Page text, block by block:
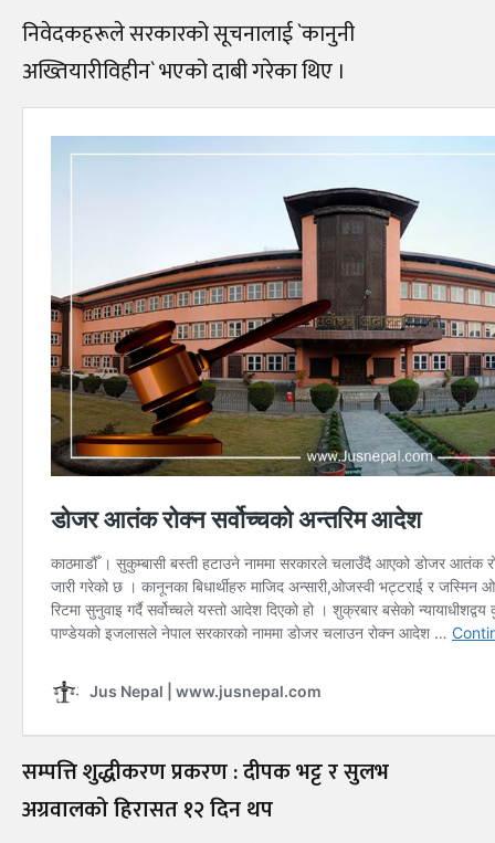
निवेदकहरूले सरकारको सूचनालाई `कानुनी
अख्तियारीविहीन` भएको दाबी गरेका थिए ।
सम्पत्ति शुद्धीकरण प्रकरण : दीपक भट्ट र सुलभ
अग्रवालको हिरासत १२ दिन थप